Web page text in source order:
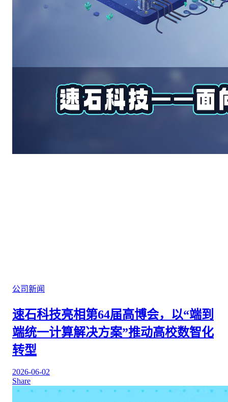
公司新闻
速石科技亮相第64届高博会，以“端到
端统一计算解决方案”推动高校数智化
转型
2026-06-02
Share